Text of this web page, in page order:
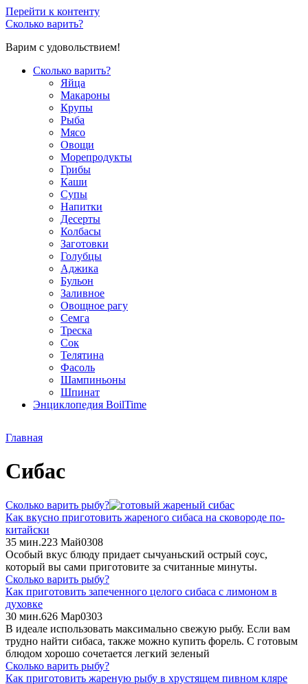
Перейти к контенту
Сколько варить?
Варим с удовольствием!
Сколько варить?
Яйца
Макароны
Крупы
Рыба
Мясо
Овощи
Морепродукты
Грибы
Каши
Супы
Напитки
Десерты
Колбасы
Заготовки
Голубцы
Аджика
Бульон
Заливное
Овощное рагу
Семга
Треска
Сок
Телятина
Фасоль
Шампиньоны
Шпинат
Энциклопедия BoilTime
Главная
Сибас
Сколько варить рыбу?
Как вкусно приготовить жареного сибаса на сковороде по-
китайски
35 мин.223 Май0308
Особый вкус блюду придает сычуаньский острый соус,
который вы сами приготовите за считанные минуты.
Сколько варить рыбу?
Как приготовить запеченного целого сибаса с лимоном в
духовке
30 мин.626 Мар0303
В идеале использовать максимально свежую рыбу. Если вам
трудно найти сибаса, также можно купить форель. С готовым
блюдом хорошо сочетается легкий зеленый
Сколько варить рыбу?
Как приготовить жареную рыбу в хрустящем пивном кляре